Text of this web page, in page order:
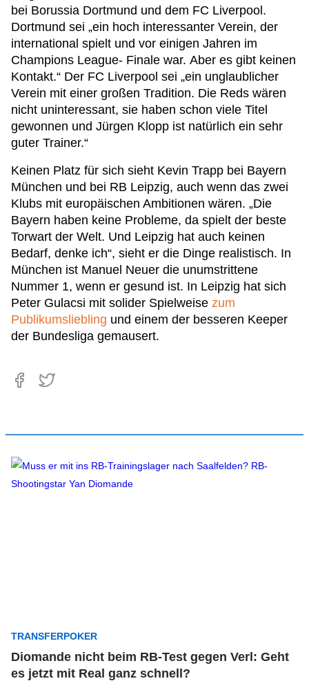
bei Borussia Dortmund und dem FC Liverpool.
Dortmund sei „ein hoch interessanter Verein, der
international spielt und vor einigen Jahren im
Champions League- Finale war. Aber es gibt keinen
Kontakt.“ Der FC Liverpool sei „ein unglaublicher
Verein mit einer großen Tradition. Die Reds wären
nicht uninteressant, sie haben schon viele Titel
gewonnen und Jürgen Klopp ist natürlich ein sehr
guter Trainer.“
Keinen Platz für sich sieht Kevin Trapp bei Bayern
München und bei RB Leipzig, auch wenn das zwei
Klubs mit europäischen Ambitionen wären. „Die
Bayern haben keine Probleme, da spielt der beste
Torwart der Welt. Und Leipzig hat auch keinen
Bedarf, denke ich“, sieht er die Dinge realistisch. In
München ist Manuel Neuer die unumstrittene
Nummer 1, wenn er gesund ist. In Leipzig hat sich
Peter Gulacsi mit solider Spielweise zum
Publikumsliebling und einem der besseren Keeper
der Bundesliga gemausert.
TRANSFERPOKER
Diomande nicht beim RB-Test gegen Verl: Geht
es jetzt mit Real ganz schnell?